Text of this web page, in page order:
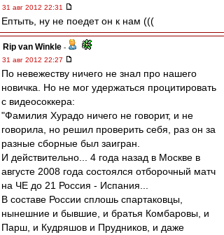
31 авг 2012 22:31
Ептыть, ну не поедет он к нам (((
Rip van Winkle -
31 авг 2012 22:27
По невежеству ничего не знал про нашего
новичка. Но не мог удержаться процитировать
с видеосоккера:
"Фамилия Хурадо ничего не говорит, и не
говорила, но решил проверить себя, раз он за
разные сборные был заигран.
И действительно... 4 года назад в Москве в
августе 2008 года состоялся отборочный матч
на ЧЕ до 21 Россия - Испания...
В составе России сплошь спартаковцы,
нынешние и бывшие, и братья Комбаровы, и
Парш, и Кудряшов и Прудников, и даже